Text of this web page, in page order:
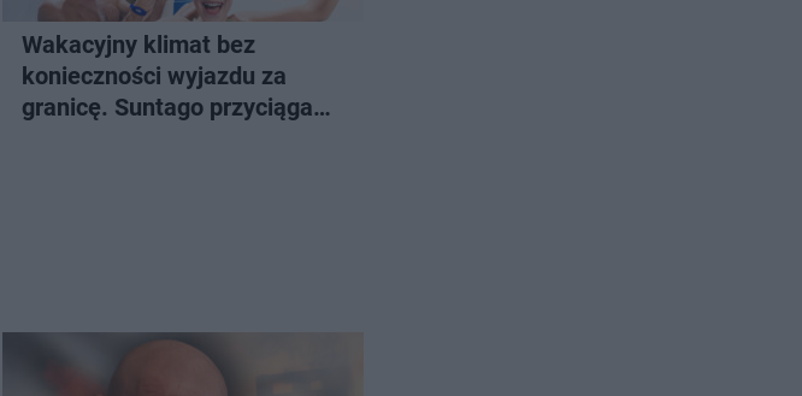
Wakacyjny klimat bez
konieczności wyjazdu za
granicę. Suntago przyciąga